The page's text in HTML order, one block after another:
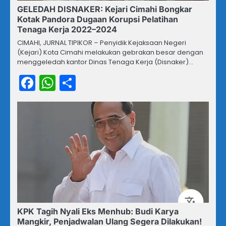
GELEDAH DISNAKER: Kejari Cimahi Bongkar
Kotak Pandora Dugaan Korupsi Pelatihan
Tenaga Kerja 2022–2024
CIMAHI, JURNAL TIPIKOR – Penyidik Kejaksaan Negeri
(Kejari) Kota Cimahi melakukan gebrakan besar dengan
menggeledah kantor Dinas Tenaga Kerja (Disnaker)…
Facebook
WhatsApp
KPK Tagih Nyali Eks Menhub: Budi Karya
Mangkir, Penjadwalan Ulang Segera Dilakukan!